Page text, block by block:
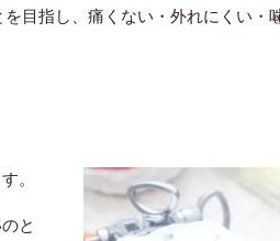
目指し、痛くない・外れにくい・
。
と